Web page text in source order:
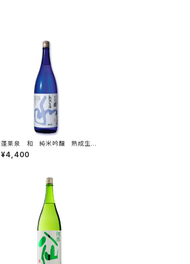
蓬莱泉 和 純米吟醸 熟成生
酒 1.8L
¥4,400